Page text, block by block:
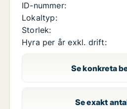
ID-nummer:
Lokaltyp:
Storlek:
Hyra per år exkl. drift:
Se konkreta
Se exakt